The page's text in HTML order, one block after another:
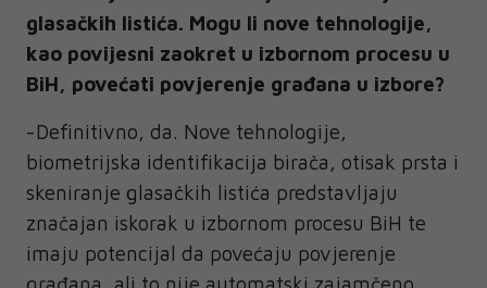
glasačkih listića. Mogu li nove tehnologije,
kao povijesni zaokret u izbornom procesu u
BiH, povećati povjerenje građana u izbore?
-Definitivno, da. Nove tehnologije,
biometrijska identifikacija birača, otisak prsta i
skeniranje glasačkih listića predstavljaju
značajan iskorak u izbornom procesu BiH te
imaju potencijal da povećaju povjerenje